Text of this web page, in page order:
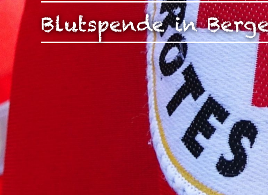
Ihrer auf dieser Webseite erhobenen Daten in den USA
Indem Sie auf "Gerne Alle annehmen" oder Präferenzen, Statistiken oder
auf „Auswahl manuell festlegen“ klicken, willigen Sie zugleich gem. Art. 49
dass Ihre Daten in den USA verarbeitet werden. Die USA werden vom
ein Land mit einem nach EU-Standards unzureichendem
Es besteht insbesondere das Risiko, dass Ihre Daten durch US-Behörden,
möglicherweise auch ohne Rechtsbehelfsmöglichkeiten,
Wenn Sie auf "Auswahl manuell festlegen" klicken und keine der
Statistiken oder Marketing ausgewählt haben, findet die vorgehend
statt. Weitere Informationen erhalten Sie in unseren
wir Sie darüber gerne hier:
Datenschutz| Impressum
Blutspende in